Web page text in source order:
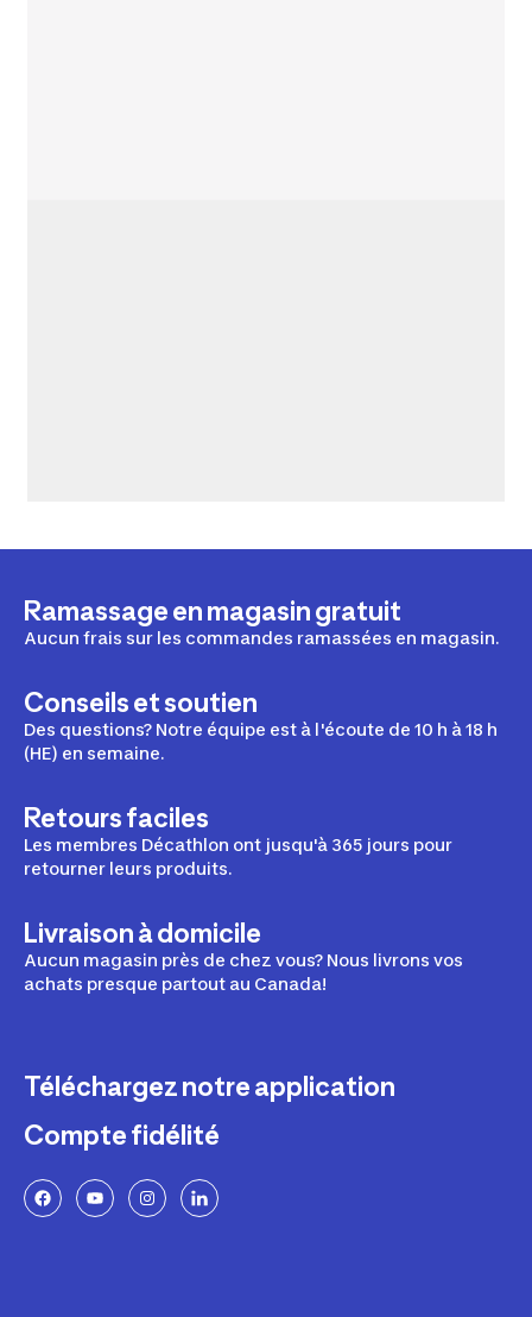
Ramassage en magasin gratuit
Aucun frais sur les commandes ramassées en magasin.
Conseils et soutien
Des questions? Notre équipe est à l'écoute de 10 h à 18 h
(HE) en semaine.
Retours faciles
Les membres Décathlon ont jusqu'à 365 jours pour
retourner leurs produits.
Livraison à domicile
Aucun magasin près de chez vous? Nous livrons vos
achats presque partout au Canada!
Téléchargez notre application
Compte fidélité